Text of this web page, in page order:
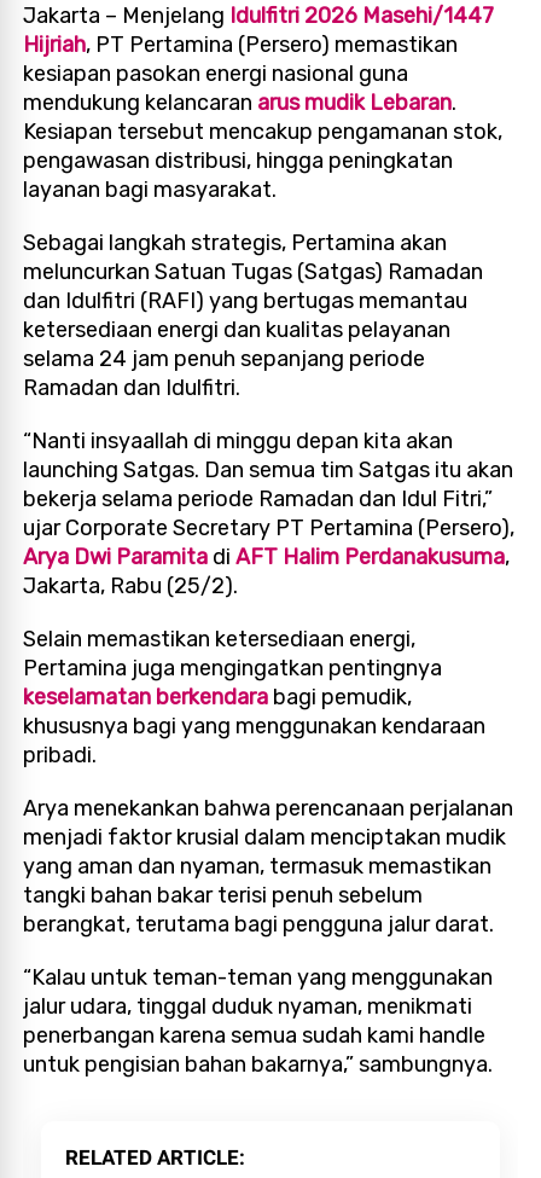
Jakarta – Menjelang Idulfitri 2026 Masehi/1447
Hijriah, PT Pertamina (Persero) memastikan
kesiapan pasokan energi nasional guna
mendukung kelancaran arus mudik Lebaran.
Kesiapan tersebut mencakup pengamanan stok,
pengawasan distribusi, hingga peningkatan
layanan bagi masyarakat.
Sebagai langkah strategis, Pertamina akan
meluncurkan Satuan Tugas (Satgas) Ramadan
dan Idulfitri (RAFI) yang bertugas memantau
ketersediaan energi dan kualitas pelayanan
selama 24 jam penuh sepanjang periode
Ramadan dan Idulfitri.
“Nanti insyaallah di minggu depan kita akan
launching Satgas. Dan semua tim Satgas itu akan
bekerja selama periode Ramadan dan Idul Fitri,”
ujar Corporate Secretary PT Pertamina (Persero),
Arya Dwi Paramita diAFT Halim Perdanakusuma,
Jakarta, Rabu (25/2).
Selain memastikan ketersediaan energi,
Pertamina juga mengingatkan pentingnya
keselamatan berkendara bagi pemudik,
khususnya bagi yang menggunakan kendaraan
pribadi.
Arya menekankan bahwa perencanaan perjalanan
menjadi faktor krusial dalam menciptakan mudik
yang aman dan nyaman, termasuk memastikan
tangki bahan bakar terisi penuh sebelum
berangkat, terutama bagi pengguna jalur darat.
“Kalau untuk teman-teman yang menggunakan
jalur udara, tinggal duduk nyaman, menikmati
penerbangan karena semua sudah kami handle
untuk pengisian bahan bakarnya,” sambungnya.
RELATED ARTICLE